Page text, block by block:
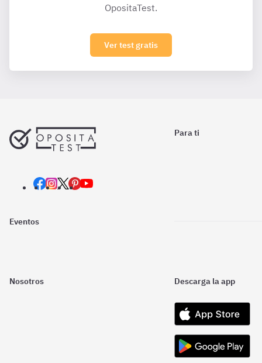
OpositaTest.
Ver test gratis
Para ti
Eventos
Nosotros Descarga la app